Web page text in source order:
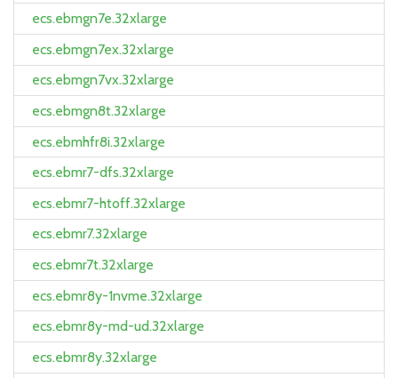
ecs.ebmgn7e.32xlarge
ecs.ebmgn7ex.32xlarge
ecs.ebmgn7vx.32xlarge
ecs.ebmgn8t.32xlarge
ecs.ebmhfr8i.32xlarge
ecs.ebmr7-dfs.32xlarge
ecs.ebmr7-htoff.32xlarge
ecs.ebmr7.32xlarge
ecs.ebmr7t.32xlarge
ecs.ebmr8y-1nvme.32xlarge
ecs.ebmr8y-md-ud.32xlarge
ecs.ebmr8y.32xlarge